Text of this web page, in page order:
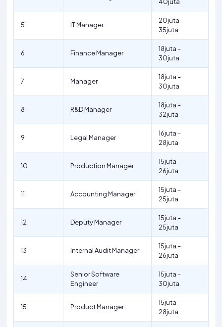
5 IT Manager
20juta –
35juta
6 Finance Manager
18juta –
30juta
7 Manager
18juta –
30juta
8 R&D Manager
18juta –
32juta
9 Legal Manager
16juta –
28juta
10 Production Manager
15juta –
26juta
11 Accounting Manager
15juta –
25juta
12 Deputy Manager
15juta –
25juta
13 Internal Audit Manager
15juta –
26juta
14
Senior Software
Engineer
15juta –
30juta
15 Product Manager
15juta –
28juta